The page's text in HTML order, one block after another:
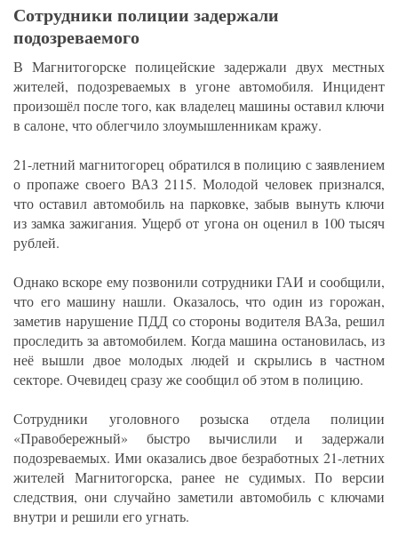
Сотрудники полиции задержали
подозреваемого
В Магнитогорске полицейские задержали двух местных
жителей, подозреваемых в угоне автомобиля. Инцидент
произошёл после того, как владелец машины оставил ключи
в салоне, что облегчило злоумышленникам кражу.
21-летний магнитогорец обратился в полицию с заявлением
о пропаже своего ВАЗ 2115. Молодой человек признался,
что оставил автомобиль на парковке, забыв вынуть ключи
из замка зажигания. Ущерб от угона он оценил в 100 тысяч
рублей.
Однако вскоре ему позвонили сотрудники ГАИ и сообщили,
что его машину нашли. Оказалось, что один из горожан,
заметив нарушение ПДД со стороны водителя ВАЗа, решил
проследить за автомобилем. Когда машина остановилась, из
неё вышли двое молодых людей и скрылись в частном
секторе. Очевидец сразу же сообщил об этом в полицию.
Сотрудники уголовного розыска отдела полиции
«Правобережный» быстро вычислили и задержали
подозреваемых. Ими оказались двое безработных 21-летних
жителей Магнитогорска, ранее не судимых. По версии
следствия, они случайно заметили автомобиль с ключами
внутри и решили его угнать.